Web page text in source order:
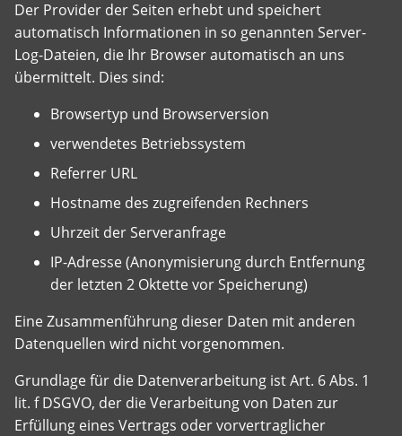
Der Provider der Seiten erhebt und speichert
automatisch Informationen in so genannten Server-
Log-Dateien, die Ihr Browser automatisch an uns
übermittelt. Dies sind:
Browsertyp und Browserversion
verwendetes Betriebssystem
Referrer URL
Hostname des zugreifenden Rechners
Uhrzeit der Serveranfrage
IP-Adresse (Anonymisierung durch Entfernung
der letzten 2 Oktette vor Speicherung)
Eine Zusammenführung dieser Daten mit anderen
Datenquellen wird nicht vorgenommen.
Grundlage für die Datenverarbeitung ist Art. 6 Abs. 1
lit. f DSGVO, der die Verarbeitung von Daten zur
Erfüllung eines Vertrags oder vorvertraglicher